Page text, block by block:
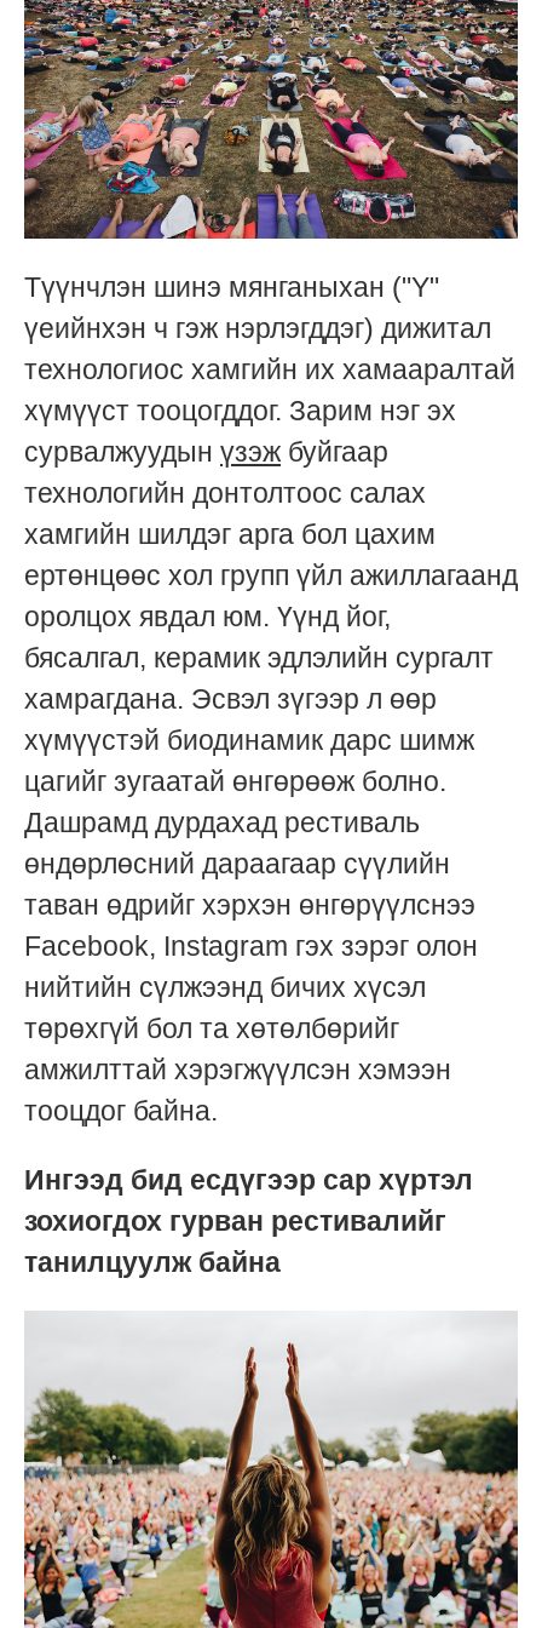
Түүнчлэн шинэ мянганыхан ("Y"
үеийнхэн ч гэж нэрлэгддэг) дижитал
технологиос хамгийн их хамааралтай
хүмүүст тооцогддог. Зарим нэг эх
сурвалжуудын үзэж буйгаар
технологийн донтолтоос салах
хамгийн шилдэг арга бол цахим
ертөнцөөс хол групп үйл ажиллагаанд
оролцох явдал юм. Үүнд йог,
бясалгал, керамик эдлэлийн сургалт
хамрагдана. Эсвэл зүгээр л өөр
хүмүүстэй биодинамик дарс шимж
цагийг зугаатай өнгөрөөж болно.
Дашрамд дурдахад рестиваль
өндөрлөсний дараагаар сүүлийн
таван өдрийг хэрхэн өнгөрүүлснээ
Facebook, Instagram гэх зэрэг олон
нийтийн сүлжээнд бичих хүсэл
төрөхгүй бол та хөтөлбөрийг
амжилттай хэрэгжүүлсэн хэмээн
тооцдог байна.
Ингээд бид есдүгээр сар хүртэл
зохиогдох гурван рестивалийг
танилцуулж байна